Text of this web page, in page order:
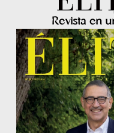
Revista en